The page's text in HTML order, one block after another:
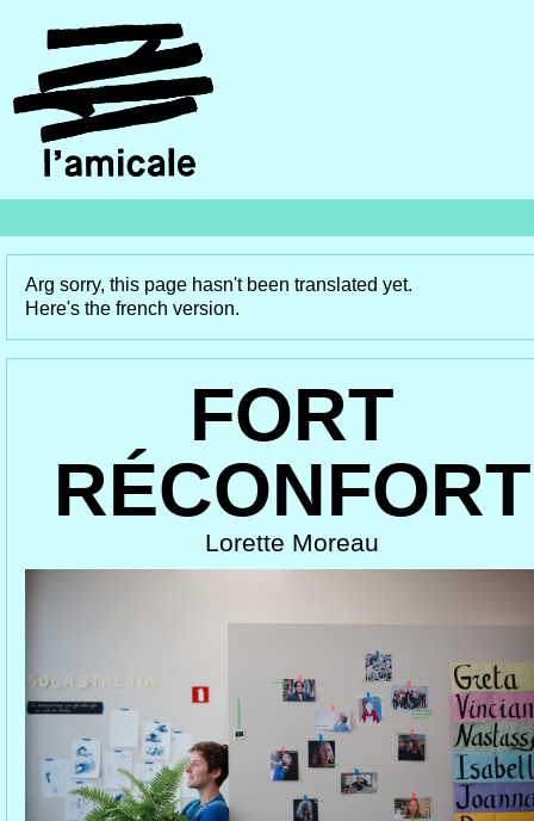
Arg sorry, this page hasn't been translated yet.
Here's the french version.
FORT
RÉCONFORT
Lorette Moreau